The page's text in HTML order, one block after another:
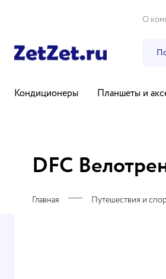
О
Кондиционеры Планшеты и
DFC
Главная Путешествия и